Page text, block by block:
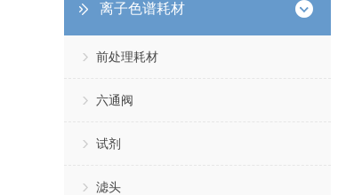
离子色谱耗材
前处理耗材
六通阀
试剂
滤头